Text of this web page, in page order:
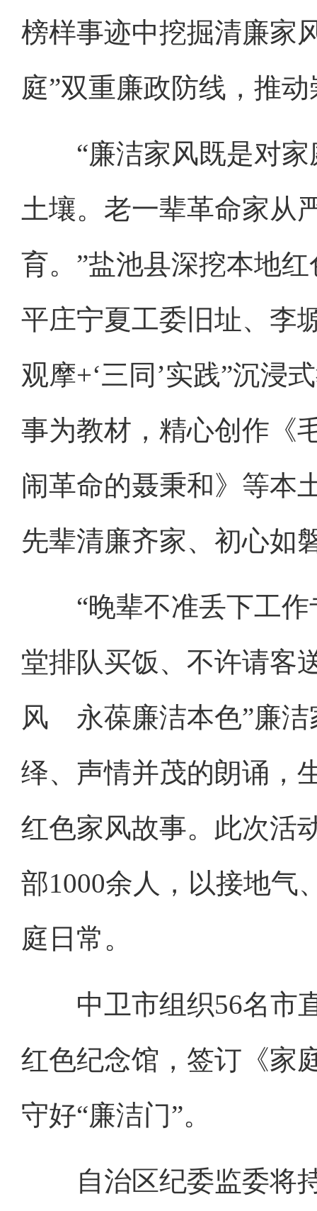
榜样事迹中挖掘清廉家
庭”双重廉政防线，推
“廉洁家风既是对家
土壤。老一辈革命家从
育。”盐池县深挖本地
平庄宁夏工委旧址、李
观摩+‘三同’实践”沉浸
事为教材，精心创作《
闹革命的聂秉和》等本
先辈清廉齐家、初心如
“晚辈不准丢下工作
堂排队买饭、不许请客
风 永葆廉洁本色”廉洁
绎、声情并茂的朗诵，
红色家风故事。此次活
部1000余人，以接地气
庭日常。
中卫市组织56名市直
红色纪念馆，签订《家
守好“廉洁门”。
自治区纪委监委将持